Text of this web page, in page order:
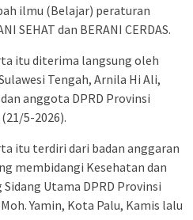
ilmu (Belajar) peraturan
SEHAT dan BERANI CERDAS.
itu diterima langsung oleh
Tengah, Arnila Hi Ali,
anggota DPRD Provinsi
5-2026).
itu terdiri dari badan anggaran
membidangi Kesehatan dan
Utama DPRD Provinsi
Yamin, Kota Palu, Kamis lalu